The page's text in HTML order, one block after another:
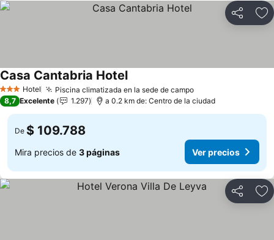
Compartir
3 Estrellas
Hotel Piscina climatizada en la sede de campo
Casa Cantabria Hotel
8,7 Excelente 1.297 a 0.2 km de: Centro de la ciudad
De $ 109.788
Mira precios de 3 páginas Ver precios
Compartir